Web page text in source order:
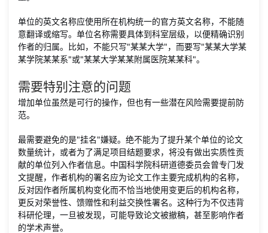
单位的英文名称应使用所在机构统一的官方英文名称，不能随
意翻译或缩写。单位名称需要具体到科室层级，以便精确识别
作者的归属。比如，不能只写"某某大学"，而要写"某某大学某
某学院某某系"或"某某大学某某附属医院某某科"。
需要特别注意的问题
增加单位虽然是可行的操作，但也有一些潜在风险需要提前防
范。
最需要避免的是"挂名"嫌疑。绝不能为了提升某个单位的论文
数量统计，或者为了满足项目结题要求，将没有做出实质性贡
献的单位列入作者信息。中国科学院科研道德委员会曾专门发
文提醒，作者机构的署名应为论文工作主要完成机构的名称，
反对因作者所属机构变化而不恰当地使用变更后的机构名称，
更反对荣誉性、馈赠性和利益交换性署名。这种行为不仅违背
科研伦理，一旦被发现，可能导致论文被撤稿，甚至影响作者
的学术声誉。